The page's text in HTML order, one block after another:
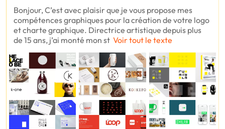
Bonjour, C’est avec plaisir que je vous propose mes
compétences graphiques pour la création de votre logo
et charte graphique. Directrice artistique depuis plus
de 15 ans, j’ai monté mon st Voir tout le texte